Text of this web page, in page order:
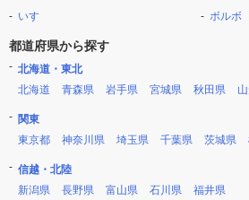
いすゞ
ボルボ
都道府県から探す
北海道・東北
北海道
青森県 岩手県 宮城県 秋田県
関東
東京都
神奈川県 埼玉県 千葉県 茨城県
信越・北陸
新潟県
長野県 富山県 石川県 福井県